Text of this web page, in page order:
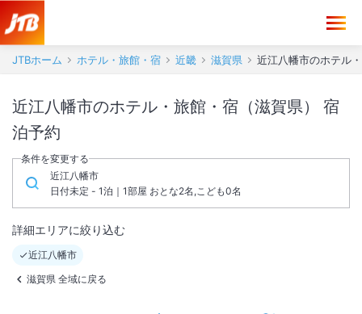
JTBホーム ホテル・旅館・宿 近畿 滋賀県 近江八幡市のホテル
近江八幡市のホテル・旅館・宿（滋賀県） 宿
泊予約
条件を変更する
近江八幡市
日付未定 - 1泊｜1部屋 おとな2名,こども0名
詳細エリアに絞り込む
近江八幡市
滋賀県 全域に戻る